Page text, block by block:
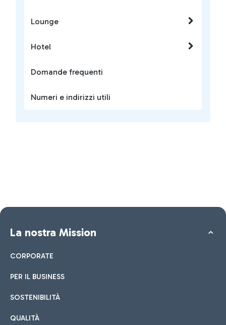
Lounge
Hotel
Domande frequenti
Numeri e indirizzi utili
La nostra Mission
CORPORATE
PER IL BUSINESS
SOSTENIBILITÀ
QUALITÀ